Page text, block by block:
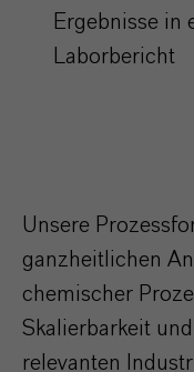
Ergebnisse in
Laborbericht
Unsere
ganzheitlichen
chemischer
Skalierbarkeit
relevanten